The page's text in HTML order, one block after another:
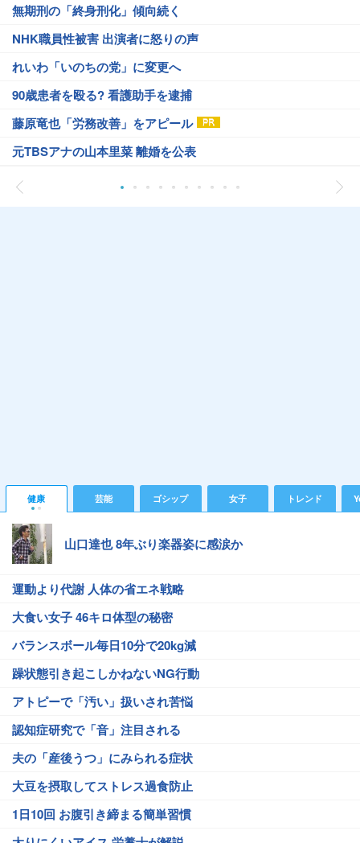
無期刑の「終身刑化」傾向続く
NHK職員性被害 出演者に怒りの声
れいわ「いのちの党」に変更へ
90歳患者を殴る? 看護助手を逮捕
藤原竜也「労務改善」をアピール
元TBSアナの山本里菜 離婚を公表
健康 芸能 ゴシップ 女子 トレンド
山口達也 8年ぶり楽器姿に感涙か
運動より代謝 人体の省エネ戦略
大食い女子 46キロ体型の秘密
バランスボール毎日10分で20kg減
躁状態引き起こしかねないNG行動
アトピーで「汚い」扱いされ苦悩
認知症研究で「音」注目される
夫の「産後うつ」にみられる症状
大豆を摂取してストレス過食防止
1日10回 お腹引き締まる簡単習慣